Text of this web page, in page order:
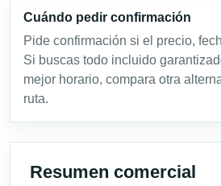
Cuándo pedir confirmación
Pide confirmación si el precio,
Si buscas todo incluido
mejor horario, compara otra
ruta.
Resumen comercial